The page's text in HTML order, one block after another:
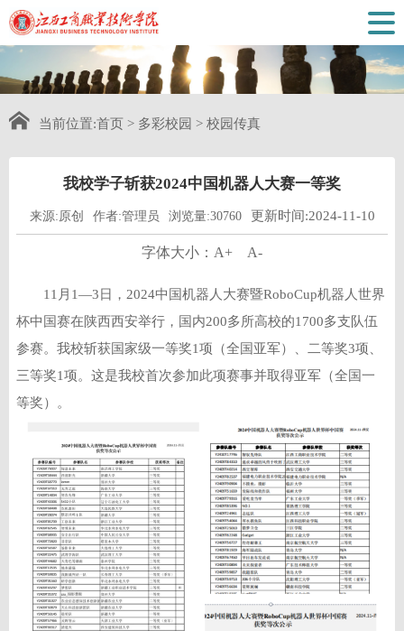
当前位置:首页 > 多彩校园 > 校园传真
我校学子斩获2024中国机器人大赛一等奖
来源:原创 作者:管理员 浏览量:30760 更新时间:2024-11-10
字体大小： A+ A-
11月1—3日，2024中国机器人大赛暨RoboCup机器人世界
杯中国赛在陕西西安举行，国内200多所高校的1700多支队伍
参赛。我校斩获国家级一等奖1项（全国亚军）、二等奖3项、
三等奖1项。这是我校首次参加此项赛事并取得亚军（全国一
等奖）。